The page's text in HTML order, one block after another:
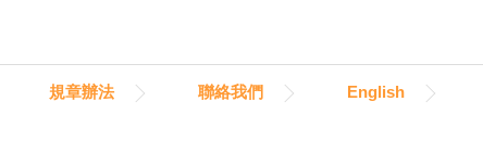
規章辦法 聯絡我們 English